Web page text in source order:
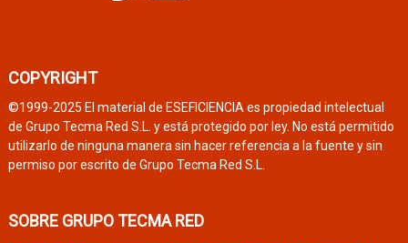
COPYRIGHT
©1999-2025 El material de ESEFICIENCIA es propiedad intelectual
de Grupo Tecma Red S.L. y está protegido por ley. No está permitido
utilizarlo de ninguna manera sin hacer referencia a la fuente y sin
permiso por escrito de Grupo Tecma Red S.L.
SOBRE GRUPO TECMA RED